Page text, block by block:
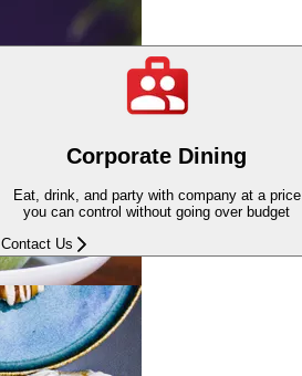
Corporate Dining
Eat, drink, and party with company at a price
you can control without going over budget
Contact Us